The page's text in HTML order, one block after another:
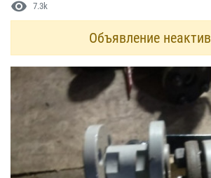
visibility 7.3k
Объявление